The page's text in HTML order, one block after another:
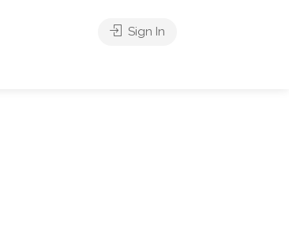
Sign In